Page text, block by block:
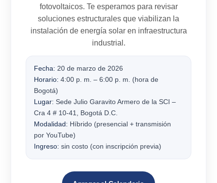
fotovoltaicos. Te esperamos para revisar
soluciones estructurales que viabilizan la
instalación de energía solar en infraestructura
industrial.
Fecha: 20 de marzo de 2026
Horario: 4:00 p. m. – 6:00 p. m. (hora de
Bogotá)
Lugar: Sede Julio Garavito Armero de la SCI –
Cra 4 # 10-41, Bogotá D.C.
Modalidad: Híbrido (presencial + transmisión
por YouTube)
Ingreso: sin costo (con inscripción previa)